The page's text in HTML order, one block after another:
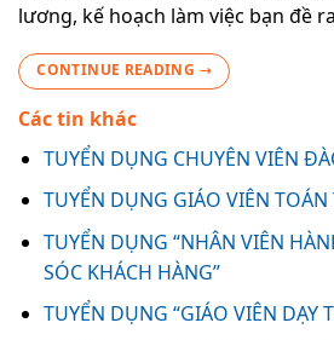
lương, kế hoạch làm việc bạn đề
CONTINUE READING →
Các tin khác
TUYỂN DỤNG CHUYÊN VIÊN
TUYỂN DỤNG GIÁO VIÊN
TUYỂN DỤNG “NHÂN VIÊN
SÓC KHÁCH HÀNG”
TUYỂN DỤNG “GIÁO VIÊN DẠY